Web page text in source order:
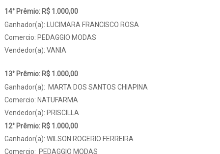
14° Prêmio: R$ 1.000,00
Ganhador(a): LUCIMARA FRANCISCO ROSA
Comercio: PEDAGGIO MODAS
Vendedor(a): VANIA
13° Prêmio: R$ 1.000,00
Ganhador(a): MARTA DOS SANTOS CHIAPINA
Comercio: NATUFARMA
Vendedor(a): PRISCILLA
12° Prêmio: R$ 1.000,00
Ganhador(a): WILSON ROGERIO FERREIRA
Comercio: PEDAGGIO MODAS